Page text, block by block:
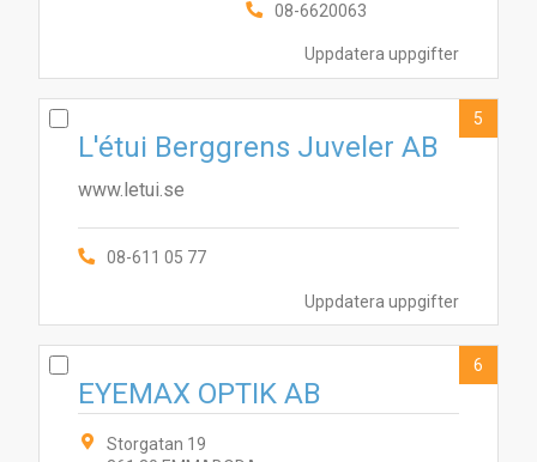
Uppdatera uppgifter
08-6620063
Uppdatera uppgifter
L'étui Berggrens Juveler AB
www.letui.se
08-611 05 77
5
EYEMAX OPTIK AB
Storgatan 19
6